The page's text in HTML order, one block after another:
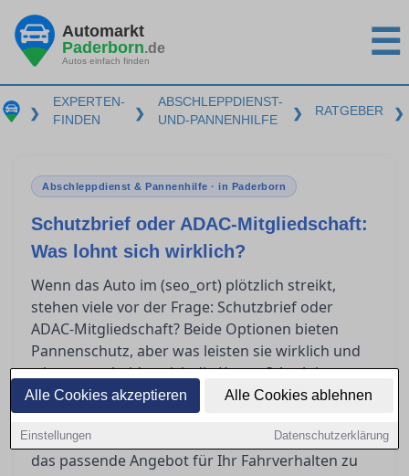
Alle Cookies akzeptieren Alle Cookies ablehnen
Einstellungen Datenschutzerklärung
Automarkt
Paderborn.de
Autos einfach finden ☰
❯
EXPERTEN-
FINDEN
❯
ABSCHLEPPDIENST-
UND-PANNENHILFE
❯ RATGEBER ❯
Abschleppdienst & Pannenhilfe · in Paderborn
Schutzbrief oder ADAC-Mitgliedschaft:
Was lohnt sich wirklich?
Wenn das Auto im (seo_ort) plötzlich streikt,
stehen viele vor der Frage: Schutzbrief oder
ADAC-Mitgliedschaft? Beide Optionen bieten
Pannenschutz, aber was leisten sie wirklich und
wie unterscheiden sich die Kosten? Auch im
Ausland gelten spezielle Regelungen. Dieser
Artikel beleuchtet die Vor- und Nachteile der
unterschiedlichen Modelle und hilft Ihnen dabei,
das passende Angebot für Ihr Fahrverhalten zu